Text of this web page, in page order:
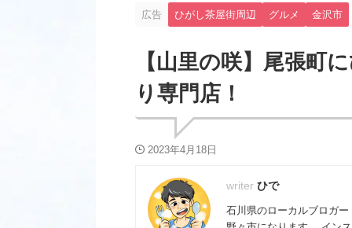
広告 ひがし茶屋街周辺 グルメ 金沢市
【山里の咲】尾張町
り専門店！
2023年4月18日
ひで
石川県のローカルブロガ